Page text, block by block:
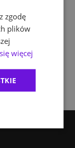
zgodę
plików
więcej